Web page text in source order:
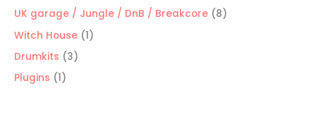
producto
UK garage / Jungle / DnB / Breakcore 88
Witch House 11
Drumkits 33
Plugins 11